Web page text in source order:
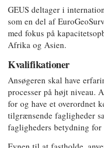
GEUS deltager i
som en del af
med fokus på
Afrika og Asien.
Kvalifikationer
Ansøgeren skal have
processer på højt niveau.
for og have et overordnet
tilgrænsende fagligheder
fagligheders betydning